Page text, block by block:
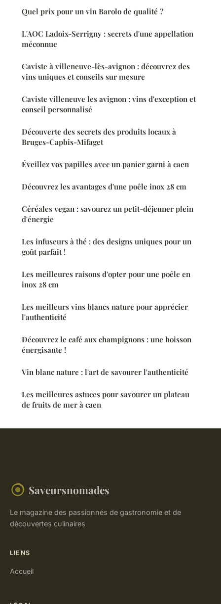
Quel prix pour un vin Barolo de qualité ?
L'AOC Ladoix-Serrigny : secrets d'une appellation
méconnue
Caviste à villeneuve-lès-avignon : découvrez des
vins uniques et conseils sur mesure
Caviste villeneuve les avignon : vins d'exception et
conseil personnalisé
Découverte des secrets des produits locaux à
Bruges-Capbis-Mifaget
Éveillez vos papilles avec un panier garni à caen
Découvrez les avantages d'une poêle inox 28 cm
Céréales vegan : savourez un petit-déjeuner plein
d'énergie
Les infuseurs à thé : des designs uniques pour un
goût parfait !
Les meilleures raisons d'opter pour une poêle en
inox 28 cm
Les meilleurs vins blancs nature pour apprécier
l'authenticité
Découvrez le café aux champignons : une boisson
énergisante !
Vin blanc nature : l'art de savourer l'authenticité
Les meilleures astuces pour savourer un plateau
de fruits de mer à caen
Saveursnomades
Le magazine des passionnés de gastronomie et de
découvertes culinaires
LIENS
Accueil